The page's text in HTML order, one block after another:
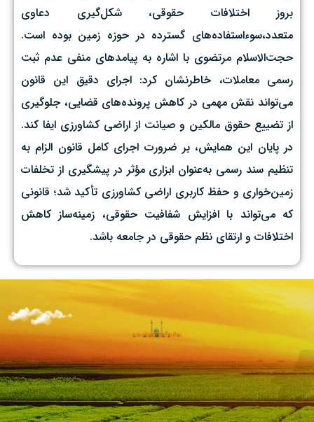
بروز اختلافات حقوقی، شکل‌گیری دعاوی
متعدد،سوء‌استفاده‌های گسترده در حوزه زمین بوده است.
حجت‌الاسلام مرتضوی با اشاره به پیامدهای منفی عدم ثبت
رسمی معاملات، خاطرنشان کرد: اجرای دقیق این قانون
می‌تواند نقش مهمی در کاهش پرونده‌های قضایی، جلوگیری
از تضییع حقوق مالکین و صیانت از اراضی کشاورزی ایفا کند.
در پایان این همایش، بر ضرورت اجرای کامل قانون الزام به
تنظیم سند رسمی به‌عنوان ابزاری مؤثر در پیشگیری از تخلفات
زمین‌خواری و حفظ کاربری اراضی کشاورزی تأکید شد؛ قانونی
که می‌تواند با افزایش شفافیت حقوقی، زمینه‌ساز کاهش
اختلافات و ارتقای نظم حقوقی در جامعه باشد.